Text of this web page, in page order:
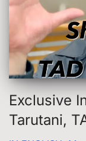
Exclusive
Tarutani,